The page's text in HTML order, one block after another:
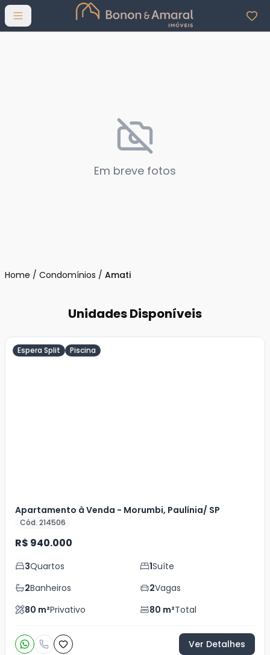
Abrir menu
Em breve fotos
Home / Condomínios / Amati
Unidades Disponíveis
Espera Split Piscina
Apartamento à Venda - Morumbi, Paulínia/ SP
Cód. 214506
R$ 940.000
3Quartos 1Suíte
2Banheiros 2Vagas
80 m²Privativo 80 m²Total
Ver Detalhes